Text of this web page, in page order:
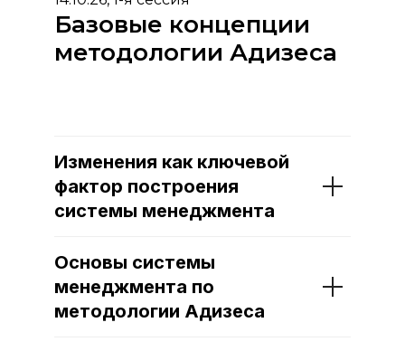
Базовые концепции
методологии Адизеса
Изменения как ключевой
фактор построения
системы менеджмента
Основы системы
менеджмента по
методологии Адизеса